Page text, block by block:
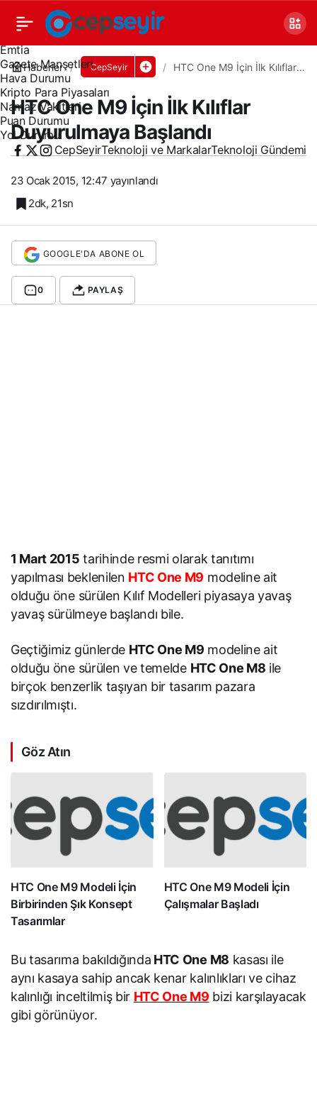
Covid 19
Döviz Kurları
Emtia
Gazete Manşetleri
Hava Durumu
Kripto Para Piyasaları
Namaz Vakitleri
Puan Durumu
Yol Durumu
CepSeyirTeknoloji ve MarkalarTeknoloji Gündemi
Haberler CepSeyir
HTC One M9 İçin İlk Kılıflar
HTC One M9 İçin İlk Kılıflar
Duyurulmaya Başlandı
23 Ocak 2015, 12:47 yayınlandı
2dk, 21sn
GOOGLE'DA ABONE OL
0 PAYLAŞ
1 Mart 2015 tarihinde resmi olarak tanıtımı
yapılması beklenilen HTC One M9 modeline ait
olduğu öne sürülen Kılıf Modelleri piyasaya yavaş
yavaş sürülmeye başlandı bile.
Geçtiğimiz günlerde HTC One M9 modeline ait
olduğu öne sürülen ve temelde HTC One M8 ile
birçok benzerlik taşıyan bir tasarım pazara
sızdırılmıştı.
Göz Atın
HTC One M9 Modeli İçin
Birbirinden Şık Konsept
Tasarımlar
HTC One M9 Modeli İçin
Çalışmalar Başladı
Bu tasarıma bakıldığında HTC One M8 kasası ile
aynı kasaya sahip ancak kenar kalınlıkları ve cihaz
kalınlığı inceltilmiş bir HTC One M9 bizi karşılayacak
gibi görünüyor.